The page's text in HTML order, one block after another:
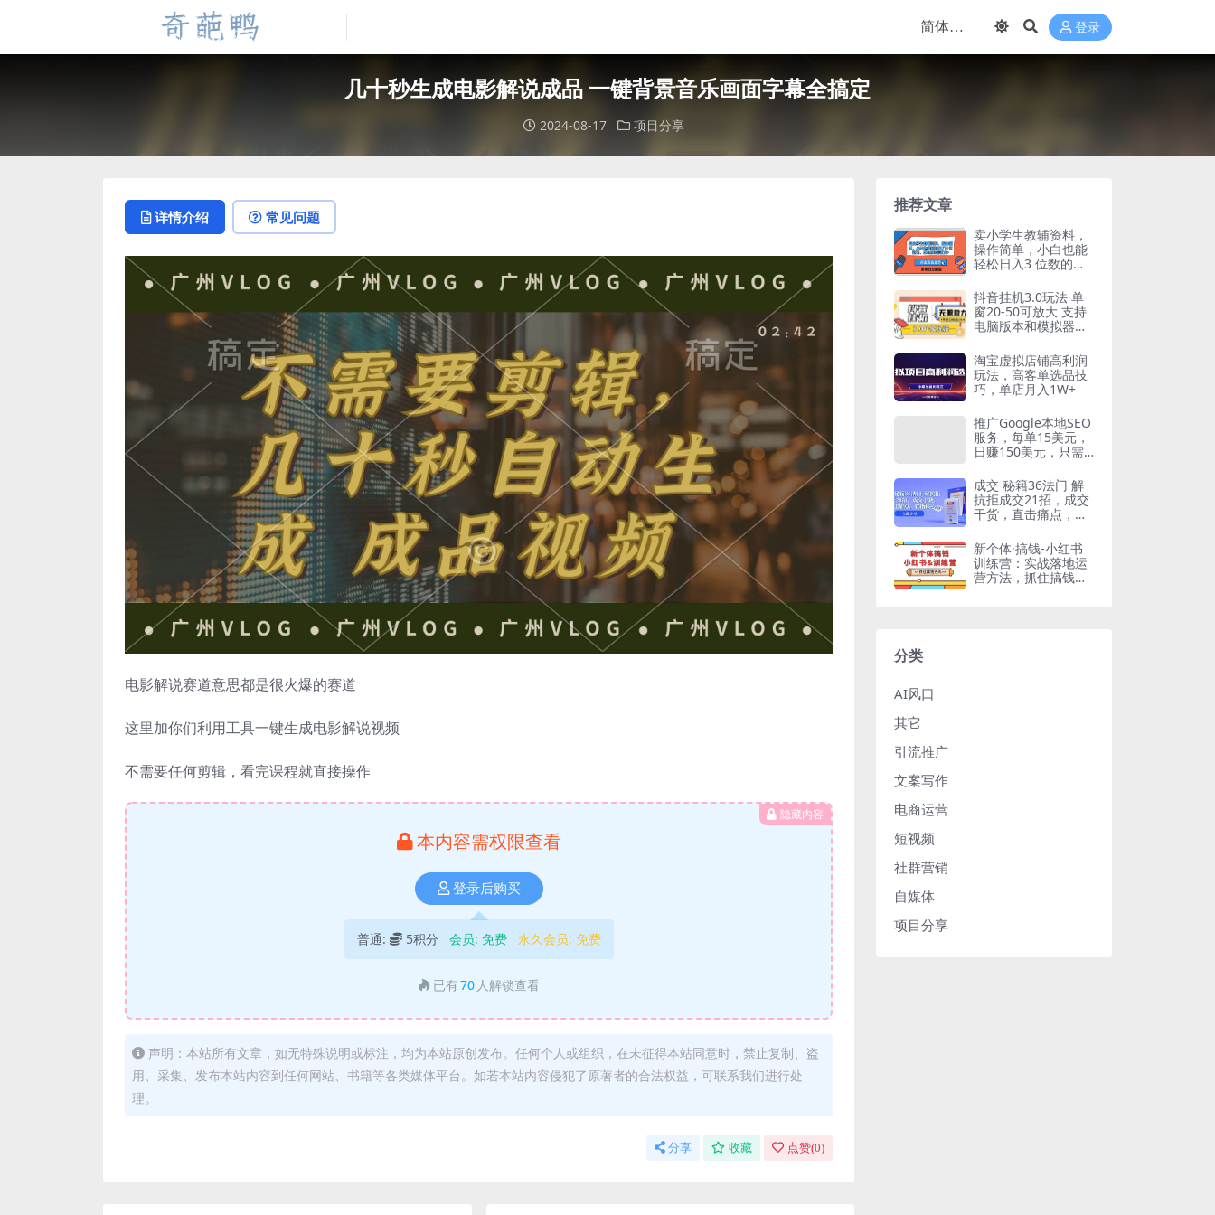
登录
几十秒生成电影解说成品 一键背景音乐画面字幕全搞定
2024-08-17 项目分享
详情介绍 常见问题
电影解说赛道意思都是很火爆的赛道
这里加你们利用工具一键生成电影解说视频
不需要任何剪辑，看完课程就直接操作
隐藏内容
本内容需权限查看
登录后购买
普通: 5积分 会员: 免费 永久会员: 免费
已有70 人解锁查看
声明：本站所有文章，如无特殊说明或标注，均为本站原创发布。任何个人或组织，在未征得本站同意时，禁止复制、盗
用、采集、发布本站内容到任何网站、书籍等各类媒体平台。如若本站内容侵犯了原著者的合法权益，可联系我们进行处
理。
分享 收藏 点赞(0)
推荐文章
卖小学生教辅资料，
操作简单，小白也能
轻松日入3 位数的，
抖音挂机3.0玩法 单
窗20-50可放大 支持
电脑版本和模拟器
淘宝虚拟店铺高利润
玩法，高客单选品技
巧，单店月入1W+
推广Google本地SEO
服务，每单15美元，
日赚150美元，只需
成交 秘籍36法门 解
抗拒成交21招，成交
干货，直击痛点，直
新个体·搞钱-小红书
训练营：实战落地运
营方法，抓住搞钱方
分类
AI风口
其它
引流推广
文案写作
电商运营
短视频
社群营销
自媒体
项目分享